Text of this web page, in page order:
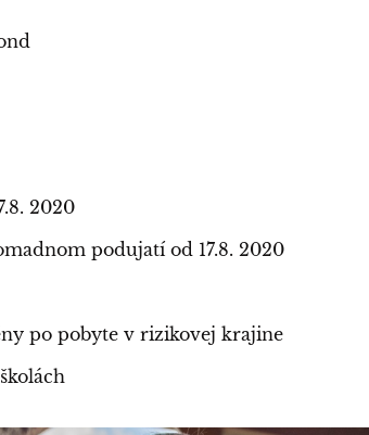
2020
podujatí od 17.8. 2020
po pobyte v rizikovej krajine